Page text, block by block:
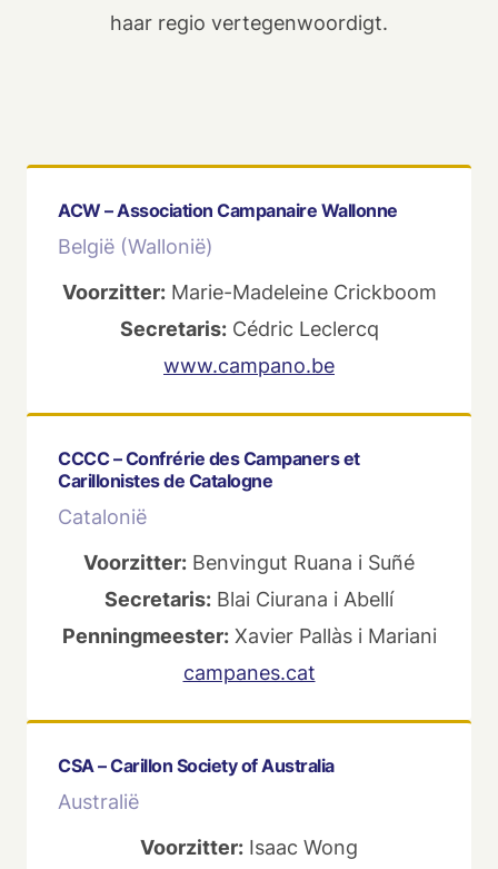
haar regio vertegenwoordigt.
ACW – Association Campanaire Wallonne
België (Wallonië)
Voorzitter:Marie-Madeleine Crickboom
Secretaris:Cédric Leclercq
www.campano.be
CCCC – Confrérie des Campaners et
Carillonistes de Catalogne
Catalonië
Voorzitter: Benvingut Ruana i Suñé
Secretaris: Blai Ciurana i Abellí
Penningmeester:Xavier Pallàs i Mariani
campanes.cat
CSA – Carillon Society of Australia
Australië
Voorzitter: Isaac Wong